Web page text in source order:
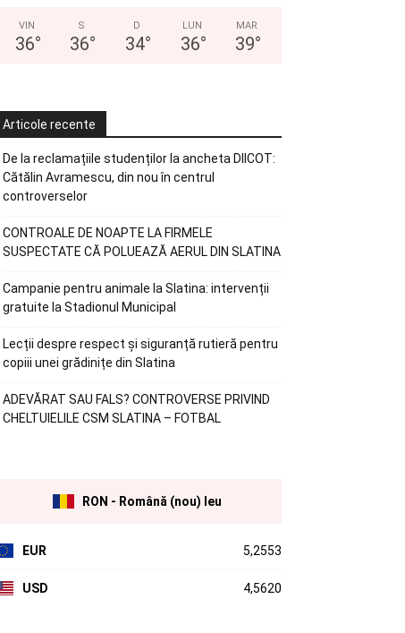
VIN
36°
S
36°
D
34°
LUN
36°
MAR
39°
Articole recente
De la reclamațiile studenților la ancheta DIICOT:
Cătălin Avramescu, din nou în centrul
controverselor
CONTROALE DE NOAPTE LA FIRMELE
SUSPECTATE CĂ POLUEAZĂ AERUL DIN SLATINA
Campanie pentru animale la Slatina: intervenții
gratuite la Stadionul Municipal
Lecții despre respect și siguranță rutieră pentru
copiii unei grădinițe din Slatina
ADEVĂRAT SAU FALS? CONTROVERSE PRIVIND
CHELTUIELILE CSM SLATINA – FOTBAL
RON - Română (nou) leu
EUR 5,2553
USD 4,5620